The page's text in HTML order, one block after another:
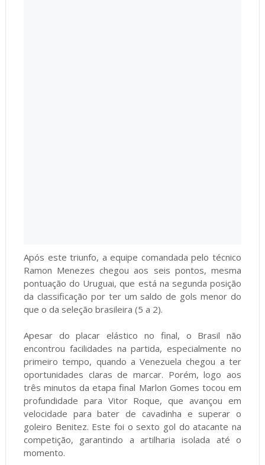
Após este triunfo, a equipe comandada pelo técnico
Ramon Menezes chegou aos seis pontos, mesma
pontuação do Uruguai, que está na segunda posição
da classificação por ter um saldo de gols menor do
que o da seleção brasileira (5 a 2).
Apesar do placar elástico no final, o Brasil não
encontrou facilidades na partida, especialmente no
primeiro tempo, quando a Venezuela chegou a ter
oportunidades claras de marcar. Porém, logo aos
três minutos da etapa final Marlon Gomes tocou em
profundidade para Vitor Roque, que avançou em
velocidade para bater de cavadinha e superar o
goleiro Benitez. Este foi o sexto gol do atacante na
competição, garantindo a artilharia isolada até o
momento.